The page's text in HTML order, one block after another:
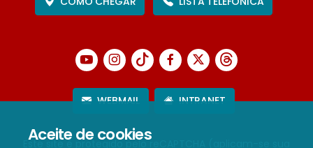
Aceite de cookies
WEBMAIL INTRANET
Este site é protegido pelo reCAPTCHA (aplicam-se sua